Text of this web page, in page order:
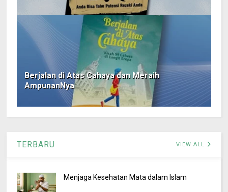
Berjalan di Atas Cahaya dan Meraih
AmpunanNya
TERBARU VIEW ALL
Menjaga Kesehatan Mata dalam Islam